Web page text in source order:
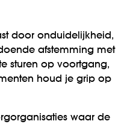
door onduidelijkheid,
afstemming met
sturen op voortgang,
houd je grip op
waar de